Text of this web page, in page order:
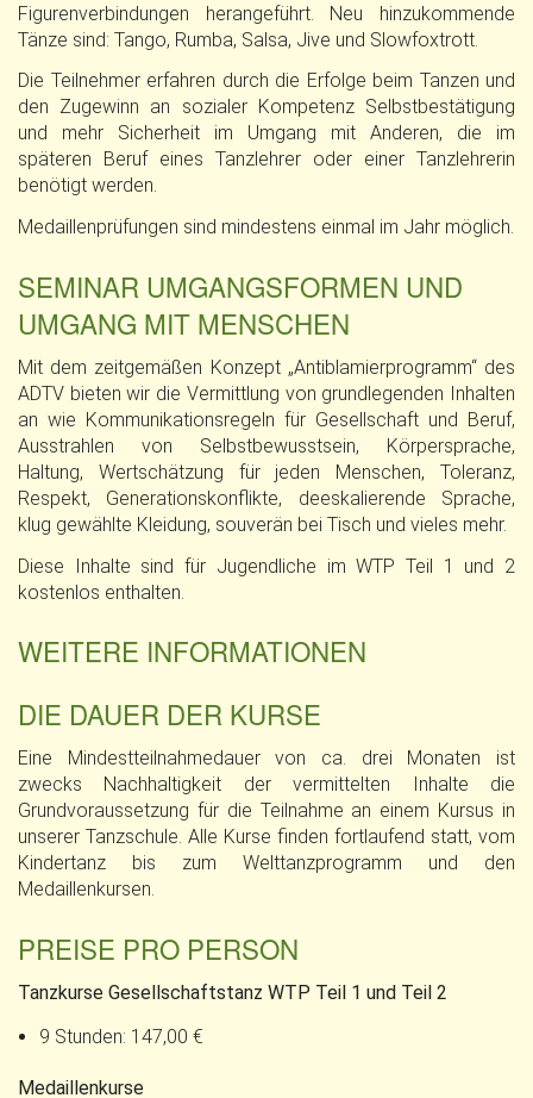
Figurenverbindungen herangeführt. Neu hinzukommende
Tänze sind: Tango, Rumba, Salsa, Jive und Slowfoxtrott.
Die Teilnehmer erfahren durch die Erfolge beim Tanzen und
den Zugewinn an sozialer Kompetenz Selbstbestätigung
und mehr Sicherheit im Umgang mit Anderen, die im
späteren Beruf eines Tanzlehrer oder einer Tanzlehrerin
benötigt werden.
Medaillenprüfungen sind mindestens einmal im Jahr möglich.
SEMINAR UMGANGSFORMEN UND
UMGANG MIT MENSCHEN
Mit dem zeitgemäßen Konzept „Antiblamierprogramm“ des
ADTV bieten wir die Vermittlung von grundlegenden Inhalten
an wie Kommunikationsregeln für Gesellschaft und Beruf,
Ausstrahlen von Selbstbewusstsein, Körpersprache,
Haltung, Wertschätzung für jeden Menschen, Toleranz,
Respekt, Generationskonflikte, deeskalierende Sprache,
klug gewählte Kleidung, souverän bei Tisch und vieles mehr.
Diese Inhalte sind für Jugendliche im WTP Teil 1 und 2
kostenlos enthalten.
WEITERE INFORMATIONEN
DIE DAUER DER KURSE
Eine Mindestteilnahmedauer von ca. drei Monaten ist
zwecks Nachhaltigkeit der vermittelten Inhalte die
Grundvoraussetzung für die Teilnahme an einem Kursus in
unserer Tanzschule. Alle Kurse finden fortlaufend statt, vom
Kindertanz bis zum Welttanzprogramm und den
Medaillenkursen.
PREISE PRO PERSON
Tanzkurse Gesellschaftstanz WTP Teil 1 und Teil 2
9 Stunden: 147,00 €
Medaillenkurse